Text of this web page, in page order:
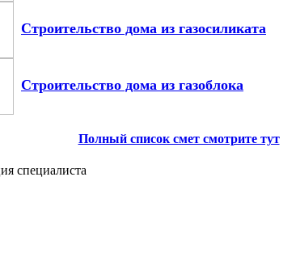
Строительство дома из газосиликата
Строительство дома из газоблока
Полный список смет смотрите тут
специалиста